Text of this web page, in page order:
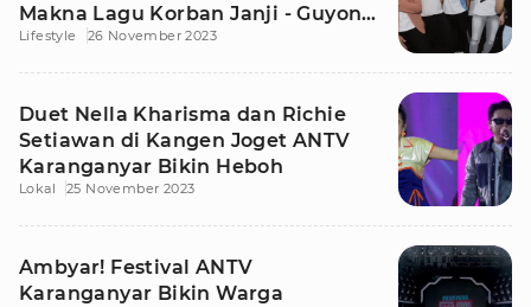
Makna Lagu Korban Janji - Guyon
Waton
Lifestyle 26 November 2023
Duet Nella Kharisma dan Richie
Setiawan di Kangen Joget ANTV
Karanganyar Bikin Heboh
Lokal 25 November 2023
Ambyar! Festival ANTV
Karanganyar Bikin Warga